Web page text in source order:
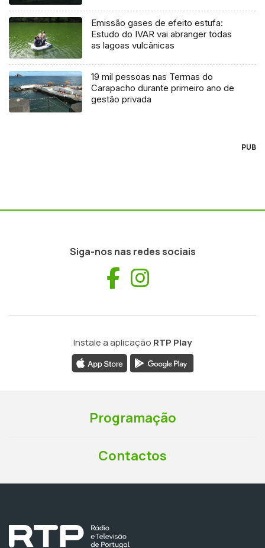
Emissão gases de efeito estufa:
Estudo do IVAR vai abranger todas
as lagoas vulcânicas
19 mil pessoas nas Termas do
Carapacho durante primeiro ano de
gestão privada
PUB
Siga-nos nas redes sociais
Facebook
Instale a aplicação RTP Play
Programação
Contactos